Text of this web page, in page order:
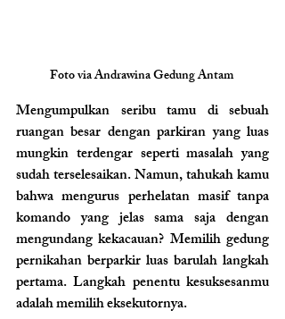
Foto via Andrawina Gedung Antam
Mengumpulkan seribu tamu di sebuah
ruangan besar dengan parkiran yang luas
mungkin terdengar seperti masalah yang
sudah terselesaikan. Namun, tahukah kamu
bahwa mengurus perhelatan masif tanpa
komando yang jelas sama saja dengan
mengundang kekacauan? Memilih gedung
pernikahan berparkir luas barulah langkah
pertama. Langkah penentu kesuksesanmu
adalah memilih eksekutornya.